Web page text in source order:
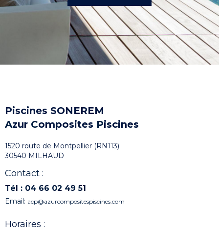
Piscines SONEREM
Azur Composites Piscines
1520 route de Montpellier (RN113)
30540 MILHAUD
Contact :
Tél : 04 66 02 49 51
Email: acp@azurcompositespiscines.com
Horaires :